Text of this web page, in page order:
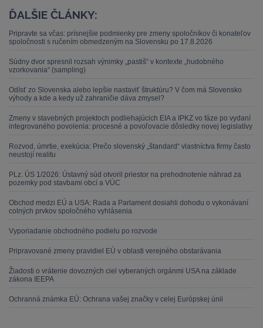
ĎALŠIE ČLÁNKY:
Pripravte sa včas: prísnejšie podmienky pre zmeny spoločníkov či konateľov
spoločnosti s ručením obmedzeným na Slovensku po 17.8.2026
Súdny dvor spresnil rozsah výnimky „pastiš“ v kontexte „hudobného
vzorkovania“ (sampling)
Odísť zo Slovenska alebo lepšie nastaviť štruktúru? V čom má Slovensko
výhody a kde a kedy už zahraničie dáva zmysel?
Zmeny v stavebných projektoch podliehajúcich EIA a IPKZ vo fáze po vydaní
integrovaného povolenia: procesné a povoľovacie dôsledky novej legislatívy
Rozvod, úmrtie, exekúcia: Prečo slovenský „štandard“ vlastníctva firmy často
neustojí realitu
PLz. ÚS 1/2026: Ústavný súd otvoril priestor na prehodnotenie náhrad za
pozemky pod stavbami obcí a VÚC
Obchod medzi EÚ a USA: Rada a Parlament dosiahli dohodu o vykonávaní
colných prvkov spoločného vyhlásenia
Vyporiadanie obchodného podielu po rozvode
Pripravované zmeny pravidiel EÚ v oblasti verejného obstarávania
Žiadosti o vrátenie dovozných ciel vyberaných orgánmi USA na základe
zákona IEEPA
Ochranná známka EÚ: Ochrana vašej značky v celej Európskej únii